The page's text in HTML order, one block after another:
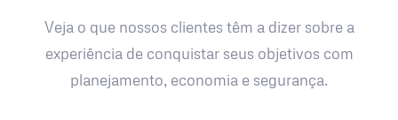
Veja o que nossos clientes têm a dizer sobre a
experiência de conquistar seus objetivos com
planejamento, economia e segurança.